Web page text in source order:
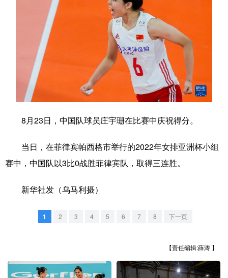
健康
图片
法律 金融 汽车
食品 人居 信息化 数字经济
学术中国 乡村振兴 银龄 溯源中国
城市 旅游 能源
公益 一带一路 亚太网
地方频道
辽宁 吉林 上海 江苏
8月23日，中国队球员庄宇珊在比赛中庆祝得分。
当日，在菲律宾帕西格市举行的2022年女排亚洲杯小组
赛中，中国队以3比0战胜菲律宾队，取得三连胜。
新华社发（乌马利摄）
1 2 3 4 5 6 7 8 下一页
【责任编辑:薛涛 】